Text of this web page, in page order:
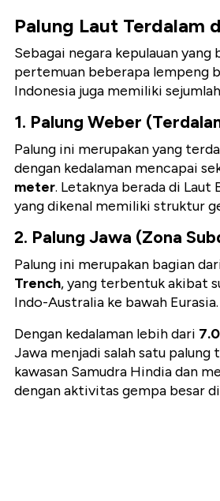
Palung Laut Terdalam
Sebagai negara kepulauan yang
pertemuan beberapa lempeng
Indonesia juga memiliki
1. Palung Weber
Palung ini merupakan yang
dengan kedalaman mencapai
meter. Letaknya berada di Laut
yang dikenal memiliki struktur
2. Palung Jawa (Zona
Palung ini merupakan bagian
Trench, yang terbentuk akibat
Indo-Australia ke bawah Eurasia.
Dengan kedalaman lebih dari
Jawa menjadi salah satu palung
kawasan Samudra Hindia dan
dengan aktivitas gempa besar